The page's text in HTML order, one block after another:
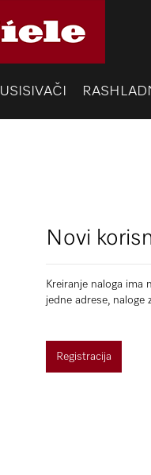
USISIVAČI
Novi
Kreiranje naloga ima
jedne adrese, naloge
Registracija